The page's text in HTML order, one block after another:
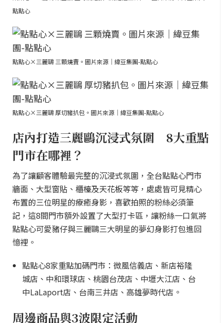
點點心
點點心×三麗鷗 三顆燒賣。圖片來源｜緯豆集團-點點心
點點心×三麗鷗 厚切豬扒包。圖片來源｜緯豆集團-點點心
店內打造三麗鷗沉浸式氛圍 8大重點
門市在哪裡？
為了讓顧客體驗最完整的沉浸式氛圍，全台點點心門市
牆面、大型窗貼、櫃檯及天花板等等，處處皆可見精心
布置的三位明星的療癒身影，喜歡拍照的粉絲必須筆
記，這8間門市額外設置了大型打卡區，讓粉絲一口氣將
點點心可愛豬仔與三麗鷗三大明星的夢幻身影打包進回
憶裡。
點點心8家重點加碼門市：微風信義店、新店裕隆
城店、中和環球店、桃園台茂店、中壢大江店、台
中LaLaport店、台南三井店、高雄夢時代店。
周邊商品與3波限定活動